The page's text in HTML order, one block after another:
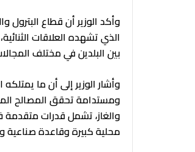
وأكد الوزير أن قطاع البترول
الذي تشهده العلاقات
بين البلدين في مختلف
وأشار الوزير إلى أن ما
ومستدامة تحقق المصالح
والغاز، تشمل قدرات متقدمة
محلية كبيرة وقاعدة صناعية